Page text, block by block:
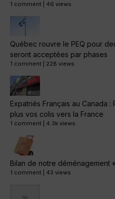
1 comment 46 views
Québec rouvre le PEQ pour
seront acceptées par phases
1 comment 228 views
Expatriés Français au Canada :
plus vos colis vers la France
1 comment 4.3k views
Bilan de notre déménagement
1 comment 43 views